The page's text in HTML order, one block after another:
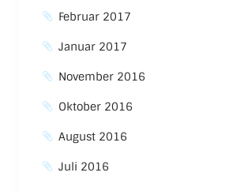
Februar 2017
Januar 2017
November 2016
Oktober 2016
August 2016
Juli 2016